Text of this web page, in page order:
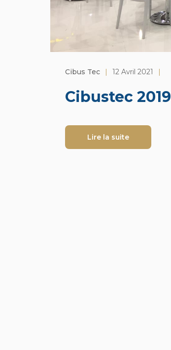
Cibus Tec | 12 Avril 2021 |
Cibustec 2019
Lire la suite